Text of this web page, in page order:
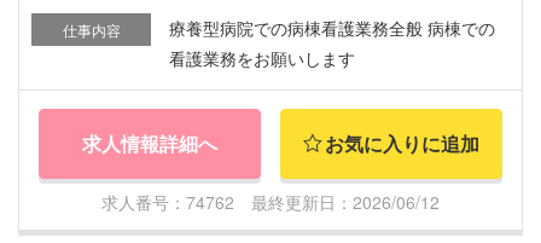
仕事内容
療養型病院での病棟看護業務全般 病棟での
看護業務をお願いします
求人情報詳細へ お気に入りに追加
求人番号：74762 最終更新日：2026/06/12